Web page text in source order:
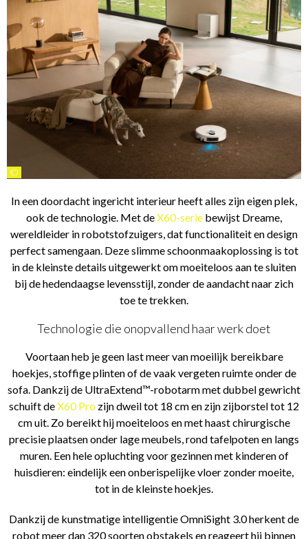
©
In een doordacht ingericht interieur heeft alles zijn eigen plek,
ook de technologie. Met deX60-serie bewijst Dreame,
wereldleider in robotstofzuigers, dat functionaliteit en design
perfect samengaan. Deze slimme schoonmaakoplossing is tot
in de kleinste details uitgewerkt om moeiteloos aan te sluiten
bij de hedendaagse levensstijl, zonder de aandacht naar zich
toe te trekken.
Technologie die onopvallend haar werk doet
Voortaan heb je geen last meer van moeilijk bereikbare
hoekjes, stoffige plinten of de vaak vergeten ruimte onder de
sofa. Dankzij de UltraExtend™-robotarm met dubbel gewricht
schuift deX60 Pro zijn dweil tot 18 cm en zijn zijborstel tot 12
cm uit. Zo bereikt hij moeiteloos en met haast chirurgische
precisie plaatsen onder lage meubels, rond tafelpoten en langs
muren. Een hele opluchting voor gezinnen met kinderen of
huisdieren: eindelijk een onberispelijke vloer zonder moeite,
tot in de kleinste hoekjes.
Dankzij de kunstmatige intelligentie OmniSight 3.0 herkent de
robot meer dan 320 soorten obstakels en reageert hij binnen